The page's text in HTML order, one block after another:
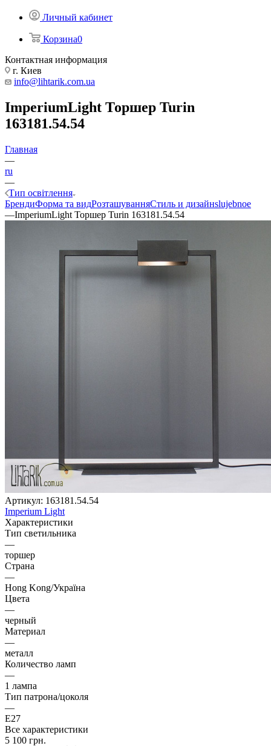
Личный кабинет
Корзина0
Контактная информация
г. Киев
info@lihtarik.com.ua
ImperiumLight Торшер Turin
163181.54.54
Главная
—
ru
—
Тип освітлення
БрендиФорма та видРозташуванняСтиль и дизайнslujebnoe
—ImperiumLight Торшер Turin 163181.54.54
Артикул: 163181.54.54
Imperium Light
Характеристики
Тип светильника
—
торшер
Страна
—
Hong Kong/Україна
Цвета
—
черный
Материал
—
металл
Количество ламп
—
1 лампа
Тип патрона/цоколя
—
E27
Все характеристики
5 100 грн.